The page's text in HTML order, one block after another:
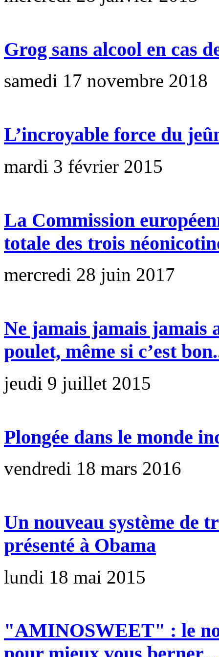
Grog sans alcool en cas
samedi 17 novembre 2018
L’incroyable force du
mardi 3 février 2015
La Commission
totale des trois
mercredi 28 juin 2017
Ne jamais jamais jamais
poulet, même si c’est
jeudi 9 juillet 2015
Plongée dans le monde
vendredi 18 mars 2016
Un nouveau système de
présenté à Obama
lundi 18 mai 2015
"AMINOSWEET" : le